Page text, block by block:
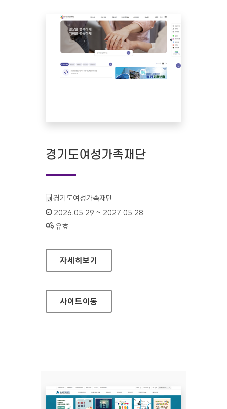
경기도여성가족재단
기관명 :
경기도여성가족재단
인증기간 :
2026.05.29 ~ 2027.05.28
상태 :
유효
경기도여성가족재단
자세히보기
사이트이동